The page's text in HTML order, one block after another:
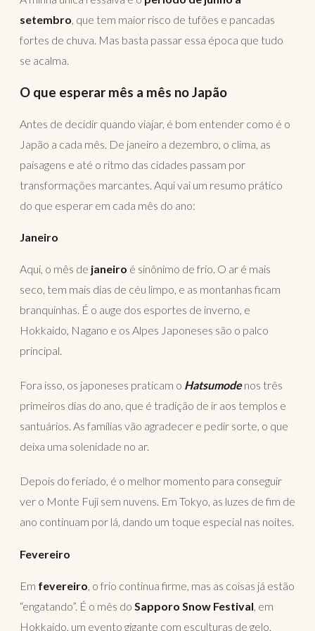
setembro, que tem maior risco de tufões e pancadas
fortes de chuva. Mas basta passar essa época que tudo
se acalma.
O que esperar mês a mês no Japão
Antes de decidir quando viajar, é bom entender como é o
Japão a cada mês. De janeiro a dezembro, o clima, as
paisagens e até o ritmo das cidades passam por
transformações marcantes. Aqui vai um resumo prático
do que esperar em cada mês do ano:
Janeiro
Aqui, o mês de janeiro é sinônimo de frio. O ar é mais
seco, tem mais dias de céu limpo, e as montanhas ficam
branquinhas. É o auge dos esportes de inverno, e
Hokkaido, Nagano e os Alpes Japoneses são o palco
principal.
Fora isso, os japoneses praticam o Hatsumodenos três
primeiros dias do ano, que é tradição de ir aos templos e
santuários. As famílias vão agradecer e pedir sorte, o que
deixa uma solenidade no ar.
Depois do feriado, é o melhor momento para conseguir
ver o Monte Fuji sem nuvens. Em Tokyo, as luzes de fim de
ano continuam por lá, dando um toque especial nas noites.
Fevereiro
Em fevereiro, o frio continua firme, mas as coisas já estão
“engatando”. É o mês do Sapporo Snow Festival, em
Hokkaido, um evento gigante com esculturas de gelo,